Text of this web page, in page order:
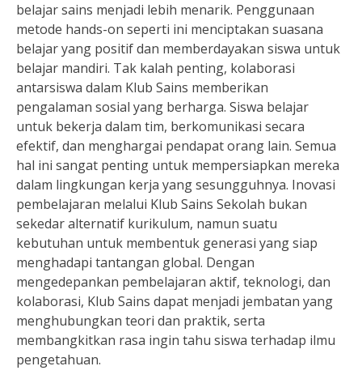
belajar sains menjadi lebih menarik. Penggunaan
metode hands-on seperti ini menciptakan suasana
belajar yang positif dan memberdayakan siswa untuk
belajar mandiri. Tak kalah penting, kolaborasi
antarsiswa dalam Klub Sains memberikan
pengalaman sosial yang berharga. Siswa belajar
untuk bekerja dalam tim, berkomunikasi secara
efektif, dan menghargai pendapat orang lain. Semua
hal ini sangat penting untuk mempersiapkan mereka
dalam lingkungan kerja yang sesungguhnya. Inovasi
pembelajaran melalui Klub Sains Sekolah bukan
sekedar alternatif kurikulum, namun suatu
kebutuhan untuk membentuk generasi yang siap
menghadapi tantangan global. Dengan
mengedepankan pembelajaran aktif, teknologi, dan
kolaborasi, Klub Sains dapat menjadi jembatan yang
menghubungkan teori dan praktik, serta
membangkitkan rasa ingin tahu siswa terhadap ilmu
pengetahuan.